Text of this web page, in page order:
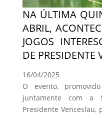
NA ÚLTIMA
ABRIL,
JOGOS
DE PRESIDENTE
16/04/2025
O evento,
juntamente com a
Presidente Venceslau,